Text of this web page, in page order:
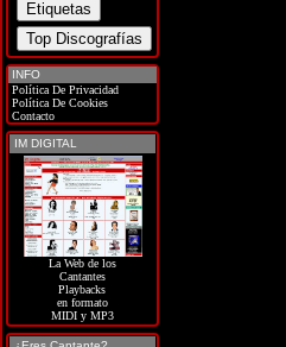
INFO
Política De Privacidad
Política De Cookies
Contacto
IM DIGITAL
La Web de los
Cantantes
Playbacks
en formato
MIDI y MP3